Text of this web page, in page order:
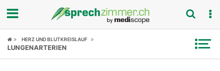
FokusHERZ UND BLUTKREISLAUF
LUNGENARTERIEN